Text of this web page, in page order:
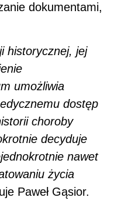
dokumentami,
historycznej, jej
umożliwia
dostęp
choroby
decyduje
nawet
życia
Paweł Gąsior.